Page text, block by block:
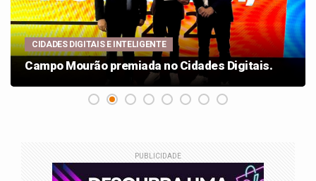
CIDADES DIGITAIS E INTELIGENTE
Campo Mourão premiada no Cidades Digitais.
PUBLICIDADE